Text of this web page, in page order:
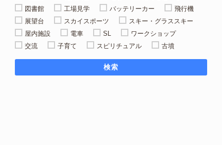
図書館
工場見学 バッテリーカー
飛行機
展望台
スカイスポーツ
スキー・グラススキー
屋内施設
電車 SL
ワークショップ
交流
子育て スピリチュアル 古墳
検索